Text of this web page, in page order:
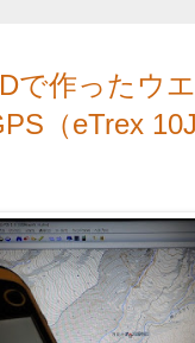
で作ったウ
（eTrex